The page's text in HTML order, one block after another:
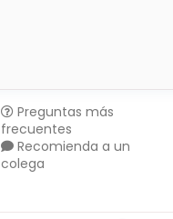
Preguntas más
frecuentes
Recomienda a un
colega